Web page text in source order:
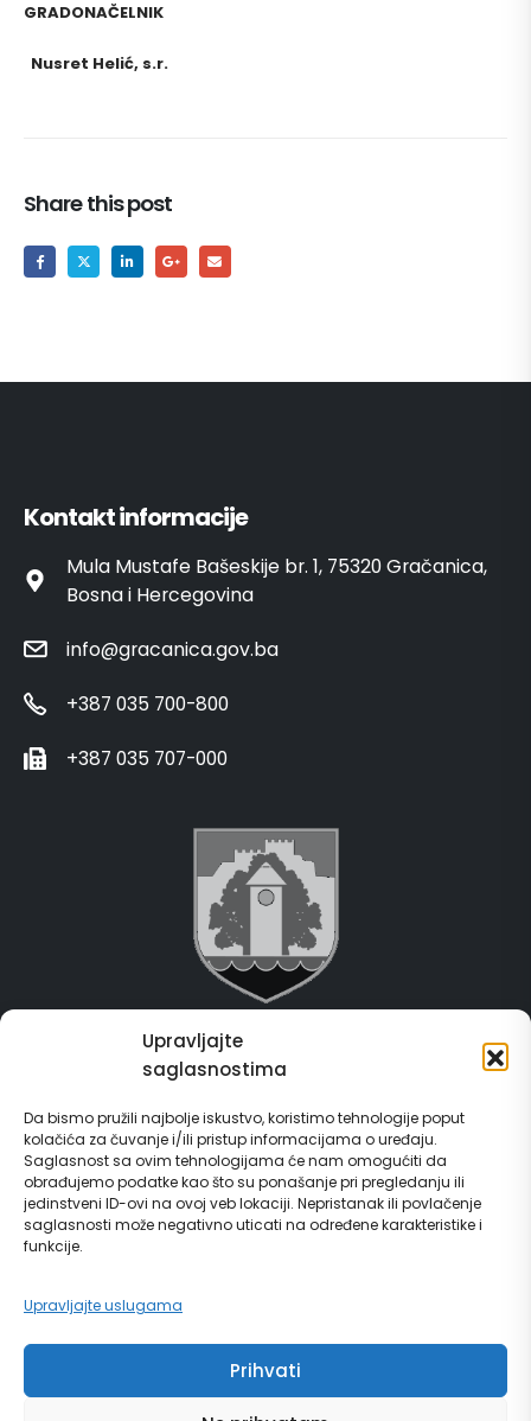
Upravljajte
saglasnostima
Da bismo pružili najbolje iskustvo, koristimo tehnologije poput
kolačića za čuvanje i/ili pristup informacijama o uređaju.
Saglasnost sa ovim tehnologijama će nam omogućiti da
obrađujemo podatke kao što su ponašanje pri pregledanju ili
jedinstveni ID-ovi na ovoj veb lokaciji. Nepristanak ili povlačenje
saglasnosti može negativno uticati na određene karakteristike i
funkcije.
Upravljajte uslugama
Prihvati
GRADONAČELNIK
Nusret Helić, s.r.
Share this post
Kontakt informacije
Mula Mustafe Bašeskije br. 1, 75320 Gračanica,
Bosna i Hercegovina
info@gracanica.gov.ba
+387 035 700-800
+387 035 707-000
Grad Gračanica
E-Matičar
72 sata sistem
Invest in Gračanica
Vodič za građane